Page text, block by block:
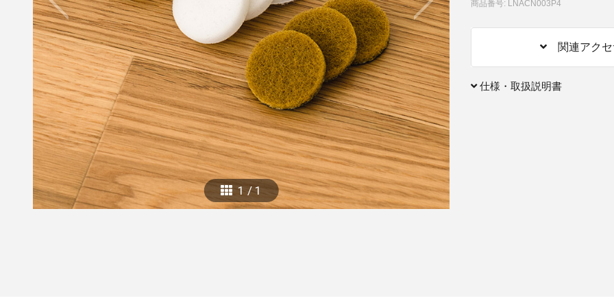
mottole
アクセサリー・消耗品
ブランド
B to B SERVICE
法人のお客様向けサービス
SDGs
SDGsへの取り組み
商品番号: LNACN003P4
関連アクセ
仕様・取扱説明書
1 /1